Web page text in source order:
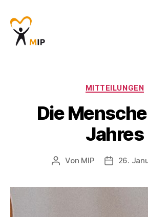
Männer
MITTEILUNGEN
Die
Jahres
Beitragsautor
Von MIP 26.